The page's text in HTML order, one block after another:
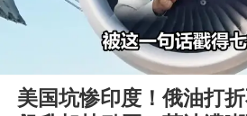
美国坑惨印度！俄油打